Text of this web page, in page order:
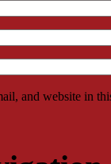
and website in